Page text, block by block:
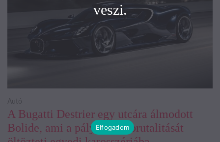
A Bugatti Destrier egy utcára álmodott
Bolide, ami a pályaautók brutalitását
Autó
veszi.
Elfogadom